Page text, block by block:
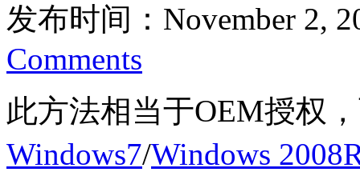
发布时间：November 2,
Comments
此方法相当于OEM授权
Windows7/Windows